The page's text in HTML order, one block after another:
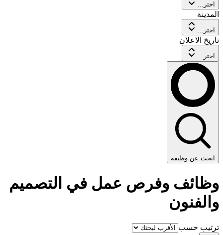
اختر...
المدينة
اختر...
تاريخ الاعلان
اختر...
ابحث عن وظيفة
وظائف وفرص عمل في التصميم
والفنون
ترتيب حسب